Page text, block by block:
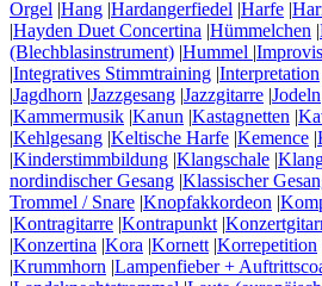
Orgel |Hang |Hardangerfiedel |Harfe |
|Hayden Duet Concertina |Hümmelchen |
(Blechblasinstrument) |Hummel |
|Integratives Stimmtraining |Interpretation
|Jagdhorn |Jazzgesang |Jazzgitarre |Jodeln
|Kammermusik |Kanun |Kastagnetten |
|Kehlgesang |Keltische Harfe |Kemence |
|Kinderstimmbildung |Klangschale |
nordindischer Gesang |Klassischer
Trommel / Snare |Knopfakkordeon |
|Kontragitarre |Kontrapunkt|
|Konzertina |Kora |Kornett|Korrepetition
|Krummhorn |Lampenfieber +